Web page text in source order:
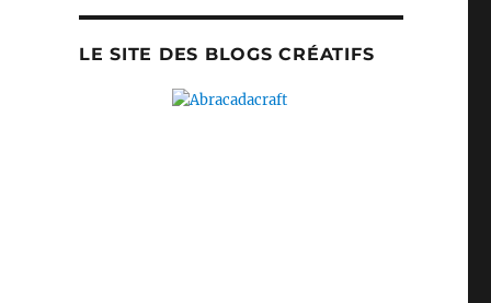
LE SITE DES BLOGS CRÉATIFS